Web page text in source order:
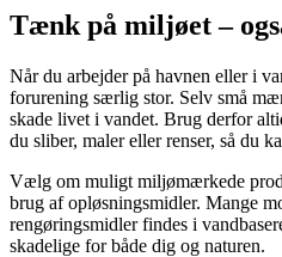
Tænk på miljøet –
Når du arbejder på havnen eller i
forurening særlig stor. Selv små
skade livet i vandet. Brug derfor
du sliber, maler eller renser, så du
Vælg om muligt miljømærkede
brug af opløsningsmidler. Mange
rengøringsmidler findes i
skadelige for både dig og naturen.